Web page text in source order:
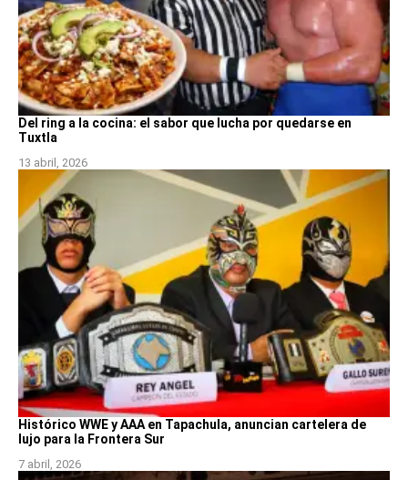
Del ring a la cocina: el sabor que lucha por quedarse en
Tuxtla
13 abril, 2026
Histórico WWE y AAA en Tapachula, anuncian cartelera de
lujo para la Frontera Sur
7 abril, 2026